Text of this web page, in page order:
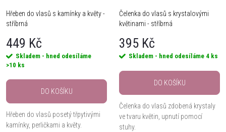
Hřeben do vlasů s kamínky a květy -
stříbrná
449 Kč
Skladem - hned odesíláme
>10 ks
DO KOŠÍKU
Hřeben do vlasů posetý třpytivými
kamínky, perličkami a květy.
Čelenka do vlasů s krystalovými
květinami - stříbrná
395 Kč
Skladem - hned odesíláme 4 ks
DO KOŠÍKU
Čelenka do vlasů zdobená krystaly
ve tvaru květin, upnutí pomocí
stuhy.